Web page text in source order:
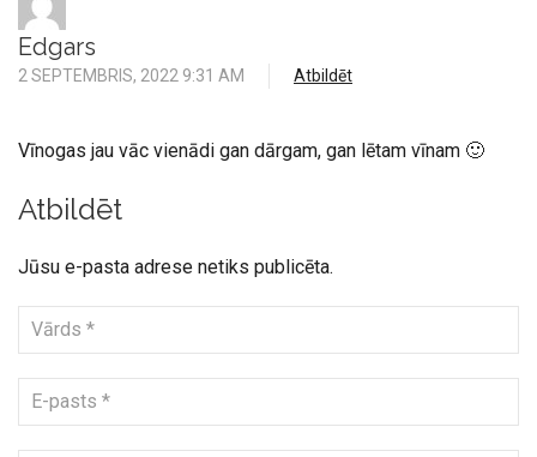
Edgars
2 SEPTEMBRIS, 2022 9:31 AM Atbildēt
Vīnogas jau vāc vienādi gan dārgam, gan lētam vīnam 🙂
Atbildēt
Jūsu e-pasta adrese netiks publicēta.